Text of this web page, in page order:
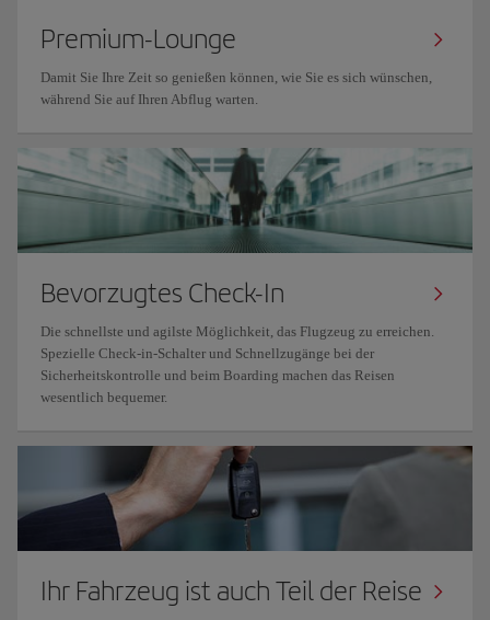
Premium-Lounge
Damit Sie Ihre Zeit so genießen können, wie Sie es sich wünschen,
während Sie auf Ihren Abflug warten.
Bevorzugtes Check-In
Die schnellste und agilste Möglichkeit, das Flugzeug zu erreichen.
Spezielle Check-in-Schalter und Schnellzugänge bei der
Sicherheitskontrolle und beim Boarding machen das Reisen
wesentlich bequemer.
Ihr Fahrzeug ist auch Teil der Reise